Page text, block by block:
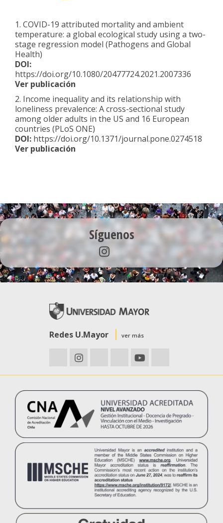
1. COVID-19 attributed mortality and ambient
temperature: a global ecological study using a two-
stage regression model (Pathogens and Global
Health)
DOI:
https://doi.org/10.1080/20477724.2021.2007336
Ver publicación
2. Income inequality and its relationship with
loneliness prevalence: A cross-sectional study
among older adults in the US and 16 European
countries (PLoS ONE)
DOI: https://doi.org/10.1371/journal.pone.0274518
Ver publicación
Síguenos
Redes U.Mayor ver más